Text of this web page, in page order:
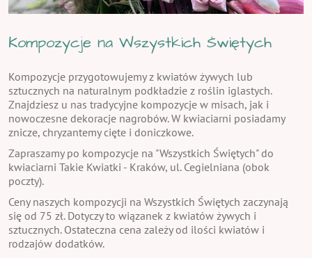
Kompozycje na Wszystkich Świętych
Kompozycje przygotowujemy z kwiatów żywych lub
sztucznych na naturalnym podkładzie z roślin iglastych.
Znajdziesz u nas tradycyjne kompozycje w misach, jak i
nowoczesne dekoracje nagrobów. W kwiaciarni posiadamy
znicze, chryzantemy cięte i doniczkowe.
Zapraszamy po kompozycje na "Wszystkich Świętych" do
kwiaciarni Takie Kwiatki - Kraków, ul. Cegielniana (obok
poczty).
Ceny naszych kompozycji na Wszystkich Świętych zaczynają
się od 75 zł. Dotyczy to wiązanek z kwiatów żywych i
sztucznych. Ostateczna cena zależy od ilości kwiatów i
rodzajów dodatków.